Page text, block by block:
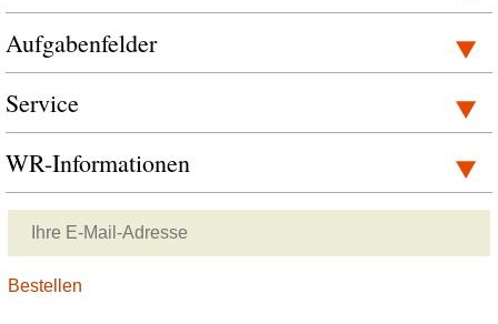
Aufgabenfelder
Service
WR-Informationen